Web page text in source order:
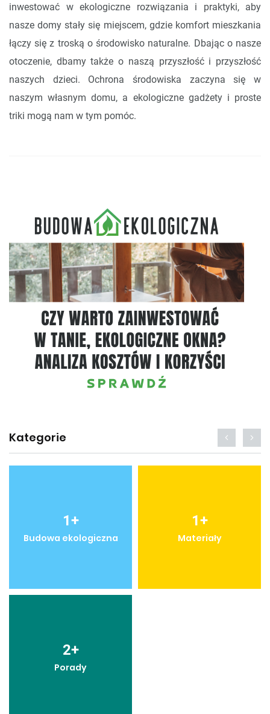
inwestować w ekologiczne rozwiązania i praktyki, aby
nasze domy stały się miejscem, gdzie komfort mieszkania
łączy się z troską o środowisko naturalne. Dbając o nasze
otoczenie, dbamy także o naszą przyszłość i przyszłość
naszych dzieci. Ochrona środowiska zaczyna się w
naszym własnym domu, a ekologiczne gadżety i proste
triki mogą nam w tym pomóc.
Kategorie
1+
Budowa ekologiczna
1+
Materiały
2+
Porady